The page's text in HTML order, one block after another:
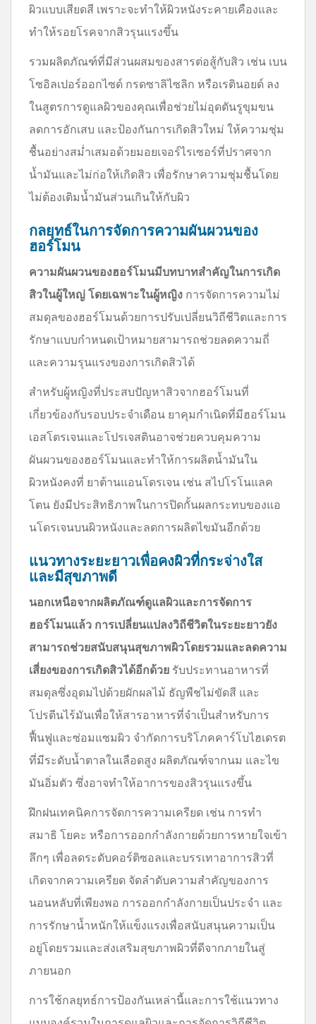
ผิวแบบเสียดสี เพราะจะทำให้ผิวหนังระคายเคืองและ
ทำให้รอยโรคจากสิวรุนแรงขึ้น
รวมผลิตภัณฑ์ที่มีส่วนผสมของสารต่อสู้กับสิว เช่น เบน
โซอิลเปอร์ออกไซด์ กรดซาลิไซลิก หรือเรตินอยด์ ลง
ในสูตรการดูแลผิวของคุณเพื่อช่วยไม่อุดตันรูขุมขน
ลดการอักเสบ และป้องกันการเกิดสิวใหม่ ให้ความชุ่ม
ชื้นอย่างสม่ำเสมอด้วยมอยเจอร์ไรเซอร์ที่ปราศจาก
น้ำมันและไม่ก่อให้เกิดสิว เพื่อรักษาความชุ่มชื้นโดย
ไม่ต้องเติมน้ำมันส่วนเกินให้กับผิว
กลยุทธ์ในการจัดการความผันผวนของ
ฮอร์โมน
ความผันผวนของฮอร์โมนมีบทบาทสำคัญในการเกิด
สิวในผู้ใหญ่ โดยเฉพาะในผู้หญิง การจัดการความไม่
สมดุลของฮอร์โมนด้วยการปรับเปลี่ยนวิถีชีวิตและการ
รักษาแบบกำหนดเป้าหมายสามารถช่วยลดความถี่
และความรุนแรงของการเกิดสิวได้
สำหรับผู้หญิงที่ประสบปัญหาสิวจากฮอร์โมนที่
เกี่ยวข้องกับรอบประจำเดือน ยาคุมกำเนิดที่มีฮอร์โมน
เอสโตรเจนและโปรเจสตินอาจช่วยควบคุมความ
ผันผวนของฮอร์โมนและทำให้การผลิตน้ำมันใน
ผิวหนังคงที่ ยาต้านแอนโดรเจน เช่น สไปโรโนแลค
โตน ยังมีประสิทธิภาพในการปิดกั้นผลกระทบของแอ
นโดรเจนบนผิวหนังและลดการผลิตไขมันอีกด้วย
แนวทางระยะยาวเพื่อคงผิวที่กระจ่างใส
และมีสุขภาพดี
นอกเหนือจากผลิตภัณฑ์ดูแลผิวและการจัดการ
ฮอร์โมนแล้ว การเปลี่ยนแปลงวิถีชีวิตในระยะยาวยัง
สามารถช่วยสนับสนุนสุขภาพผิวโดยรวมและลดความ
เสี่ยงของการเกิดสิวได้อีกด้วย รับประทานอาหารที่
สมดุลซึ่งอุดมไปด้วยผักผลไม้ ธัญพืชไม่ขัดสี และ
โปรตีนไร้มันเพื่อให้สารอาหารที่จำเป็นสำหรับการ
ฟื้นฟูและซ่อมแซมผิว จำกัดการบริโภคคาร์โบไฮเดรต
ที่มีระดับน้ำตาลในเลือดสูง ผลิตภัณฑ์จากนม และไข
มันอิ่มตัว ซึ่งอาจทำให้อาการของสิวรุนแรงขึ้น
ฝึกฝนเทคนิคการจัดการความเครียด เช่น การทำ
สมาธิ โยคะ หรือการออกกำลังกายด้วยการหายใจเข้า
ลึกๆ เพื่อลดระดับคอร์ติซอลและบรรเทาอาการสิวที่
เกิดจากความเครียด จัดลำดับความสำคัญของการ
นอนหลับที่เพียงพอ การออกกำลังกายเป็นประจำ และ
การรักษาน้ำหนักให้แข็งแรงเพื่อสนับสนุนความเป็น
อยู่โดยรวมและส่งเสริมสุขภาพผิวที่ดีจากภายในสู่
ภายนอก
การใช้กลยุทธ์การป้องกันเหล่านี้และการใช้แนวทาง